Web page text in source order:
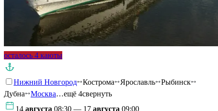
осталось 4 каюты
Нижний Новгород Кострома Ярославль
Рыбинск
Дубна
Москва…ещё 4свернуть
14 августа 08:30 — 17 августа 09:00